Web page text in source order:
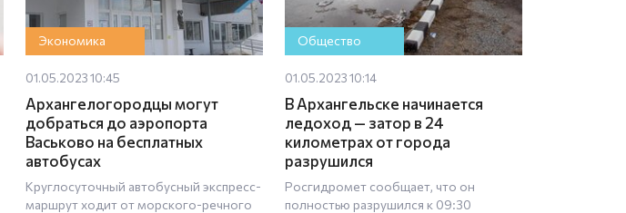
Экономика
01.05.2023 10:45
Архангелогородцы могут
добраться до аэропорта
Васьково на бесплатных
автобусах
Круглосуточный автобусный экспресс-
маршрут ходит от морского-речного
Общество
01.05.2023 10:14
В Архангельске начинается
ледоход — затор в 24
километрах от города
разрушился
Росгидромет сообщает, что он
полностью разрушился к 09:30